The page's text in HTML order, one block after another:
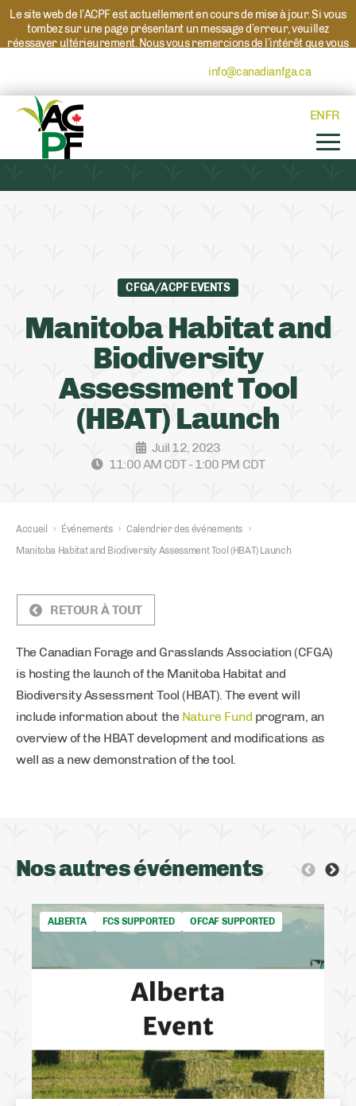
Le site web de l’ACPF est actuellement en cours de mise à jour. Si vous
tombez sur une page présentant un message d’erreur, veuillez
réessayer ultérieurement. Nous vous remercions de l’intérêt que vous
info@canadianfga.caet nous
ENFR
CFGA/ACPF EVENTS
Manitoba Habitat and
Biodiversity
Assessment Tool
(HBAT) Launch
Juil 12, 2023
11:00 AM CDT - 1:00 PM CDT
Accueil › Événements › Calendrier des événements
›
Manitoba Habitat and Biodiversity Assessment Tool (HBAT) Launch
RETOUR À TOUT
The Canadian Forage and Grasslands Association (CFGA)
is hosting the launch of the Manitoba Habitat and
Biodiversity Assessment Tool (HBAT). The event will
include information about the Nature Fund program, an
overview of the HBAT development and modifications as
well as a new demonstration of the tool.
Nos autres événements
ALBERTA FCS SUPPORTED OFCAF SUPPORTED